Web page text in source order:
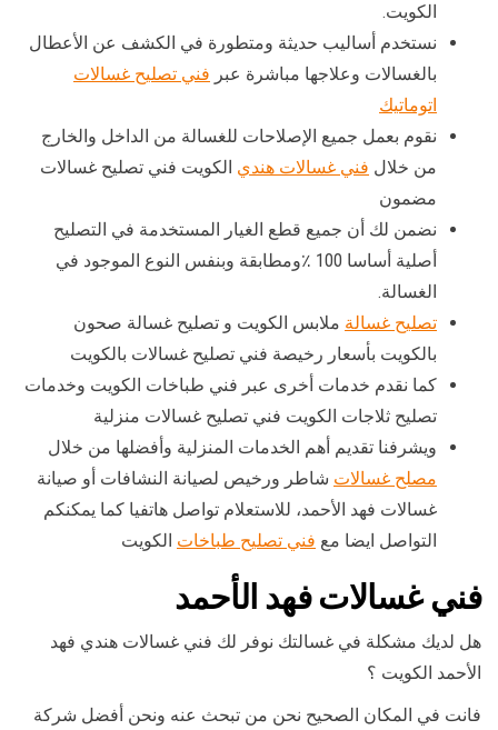
الكويت.
نستخدم أساليب حديثة ومتطورة في الكشف عن الأعطال
بالغسالات وعلاجها مباشرة عبر فني تصليح غسالات
اتوماتيك
نقوم بعمل جميع الإصلاحات للغسالة من الداخل والخارج
من خلال فني غسالات هندي الكويت فني تصليح غسالات
مضمون
نضمن لك أن جميع قطع الغيار المستخدمة في التصليح
أصلية أساسا 100 ٪ومطابقة وبنفس النوع الموجود في
الغسالة.
تصليح غسالة ملابس الكويت و تصليح غسالة صحون
بالكويت بأسعار رخيصة فني تصليح غسالات بالكويت
كما نقدم خدمات أخرى عبر فني طباخات الكويت وخدمات
تصليح ثلاجات الكويت فني تصليح غسالات منزلية
ويشرفنا تقديم أهم الخدمات المنزلية وأفضلها من خلال
مصلح غسالات شاطر ورخيص لصيانة النشافات أو صيانة
غسالات فهد الأحمد، للاستعلام تواصل هاتفيا كما يمكنكم
التواصل ايضا مع فني تصليح طباخات الكويت
فني غسالات فهد الأحمد
هل لديك مشكلة في غسالتك نوفر لك فني غسالات هندي فهد
الأحمد الكويت ؟
فانت في المكان الصحيح نحن من تبحث عنه ونحن أفضل شركة